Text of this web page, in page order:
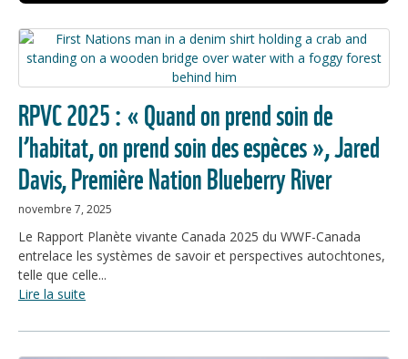
RPVC 2025 : « Quand on prend soin de
l’habitat, on prend soin des espèces », Jared
Davis, Première Nation Blueberry River
novembre 7, 2025
Le Rapport Planète vivante Canada 2025 du WWF-Canada
entrelace les systèmes de savoir et perspectives autochtones,
telle que celle...
Lire la suite